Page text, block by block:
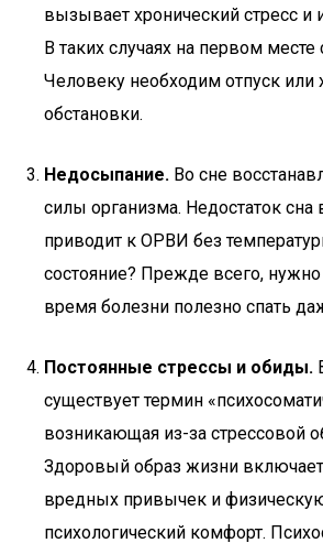
вызывает хронический стресс и
В таких случаях на первом месте
Человеку необходим отпуск или
обстановки.
Недосыпание. Во сне
силы организма. Недостаток сна
приводит к ОРВИ без
состояние? Прежде всего,
время болезни полезно спать
Постоянные стрессы и обиды.
существует термин
возникающая из-за стрессовой
Здоровый образ жизни включает
вредных привычек и
психологический комфорт.